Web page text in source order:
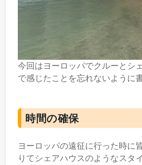
今回はヨーロッパでクルーとシ
で感じたことを忘れないように
時間の確保
ヨーロッパの遠征に行った時に
りてシェアハウスのようなスタ